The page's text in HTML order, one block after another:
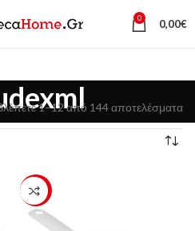
0 0,00€
1–12 από 144 αποτελέσματα
-23%